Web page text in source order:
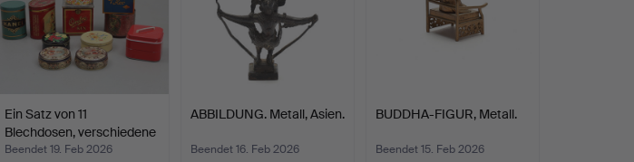
Ein Satz von 11
Blechdosen, verschiedene
G…
Beendet 19. Feb 2026
ABBILDUNG. Metall, Asien.
Beendet 16. Feb 2026
BUDDHA-FIGUR, Metall.
Beendet 15. Feb 2026